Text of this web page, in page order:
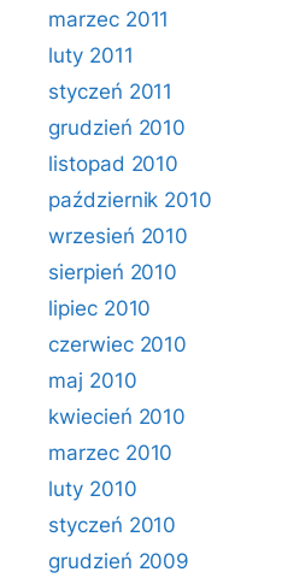
marzec 2011
luty 2011
styczeń 2011
grudzień 2010
listopad 2010
październik 2010
wrzesień 2010
sierpień 2010
lipiec 2010
czerwiec 2010
maj 2010
kwiecień 2010
marzec 2010
luty 2010
styczeń 2010
grudzień 2009